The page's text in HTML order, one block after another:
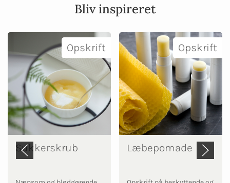
Bliv inspireret
Opskrift
Sukkerskrub
Opskrift
Læbepomade